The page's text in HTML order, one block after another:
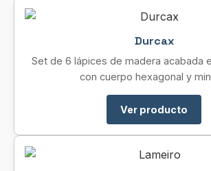
Durcax
Set de 6 lápices de madera acabada
con cuerpo hexagonal y
Ver producto